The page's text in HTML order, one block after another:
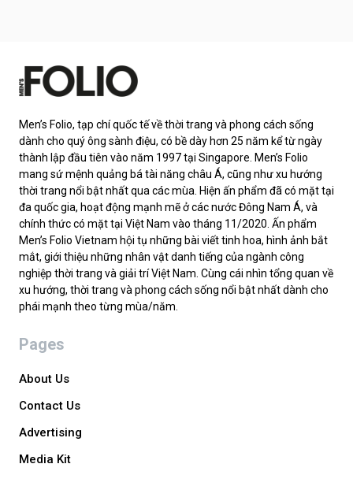
Men’s Folio, tạp chí quốc tế về thời trang và phong cách sống
dành cho quý ông sành điệu, có bề dày hơn 25 năm kể từ ngày
thành lập đầu tiên vào năm 1997 tại Singapore. Men’s Folio
mang sứ mệnh quảng bá tài năng châu Á, cũng như xu hướng
thời trang nổi bật nhất qua các mùa. Hiện ấn phẩm đã có mặt tại
đa quốc gia, hoạt động mạnh mẽ ở các nước Đông Nam Á, và
chính thức có mặt tại Việt Nam vào tháng 11/2020. Ấn phẩm
Men’s Folio Vietnam hội tụ những bài viết tinh hoa, hình ảnh bắt
mắt, giới thiệu những nhân vật danh tiếng của ngành công
nghiệp thời trang và giải trí Việt Nam. Cùng cái nhìn tổng quan về
xu hướng, thời trang và phong cách sống nổi bật nhất dành cho
phái mạnh theo từng mùa/năm.
Pages
About Us
Contact Us
Advertising
Media Kit